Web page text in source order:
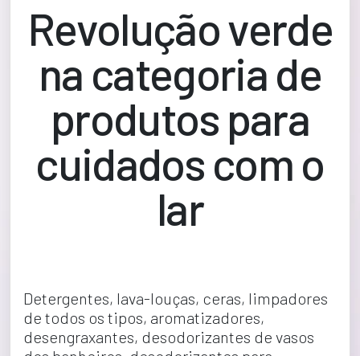
Revolução verde
na categoria de
produtos para
cuidados com o
lar
Detergentes, lava-louças, ceras, limpadores
de todos os tipos, aromatizadores,
desengraxantes, desodorizantes de vasos